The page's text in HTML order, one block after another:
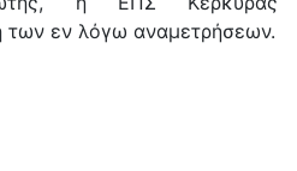
των εν λόγω αναμετρήσεων.